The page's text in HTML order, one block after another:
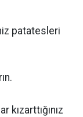
patatesleri
kızarttığınız